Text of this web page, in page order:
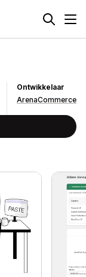
Ontwikkelaar
ArenaCommerce